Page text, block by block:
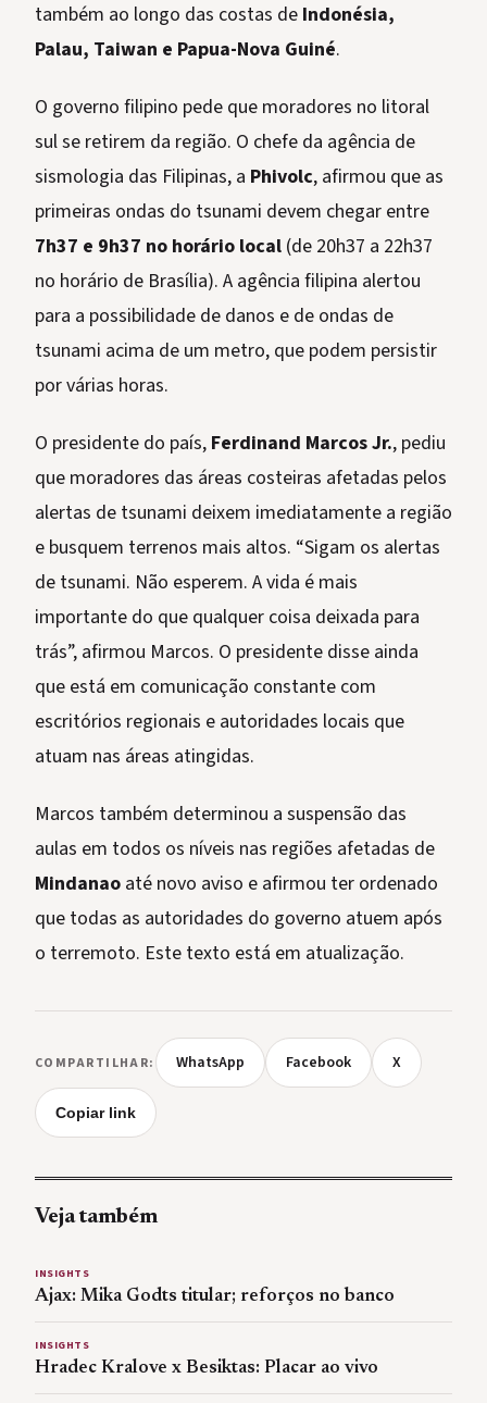
também ao longo das costas de Indonésia,
Palau, Taiwan e Papua-Nova Guiné.
O governo filipino pede que moradores no litoral
sul se retirem da região. O chefe da agência de
sismologia das Filipinas, a Phivolc, afirmou que as
primeiras ondas do tsunami devem chegar entre
7h37 e 9h37 no horário local (de 20h37 a 22h37
no horário de Brasília). A agência filipina alertou
para a possibilidade de danos e de ondas de
tsunami acima de um metro, que podem persistir
por várias horas.
O presidente do país, Ferdinand Marcos Jr., pediu
que moradores das áreas costeiras afetadas pelos
alertas de tsunami deixem imediatamente a região
e busquem terrenos mais altos. “Sigam os alertas
de tsunami. Não esperem. A vida é mais
importante do que qualquer coisa deixada para
trás”, afirmou Marcos. O presidente disse ainda
que está em comunicação constante com
escritórios regionais e autoridades locais que
atuam nas áreas atingidas.
Marcos também determinou a suspensão das
aulas em todos os níveis nas regiões afetadas de
Mindanao até novo aviso e afirmou ter ordenado
que todas as autoridades do governo atuem após
o terremoto. Este texto está em atualização.
COMPARTILHAR: WhatsApp Facebook X
Copiar link
Veja também
INSIGHTS
Ajax: Mika Godts titular; reforços no banco
INSIGHTS
Hradec Kralove x Besiktas: Placar ao vivo